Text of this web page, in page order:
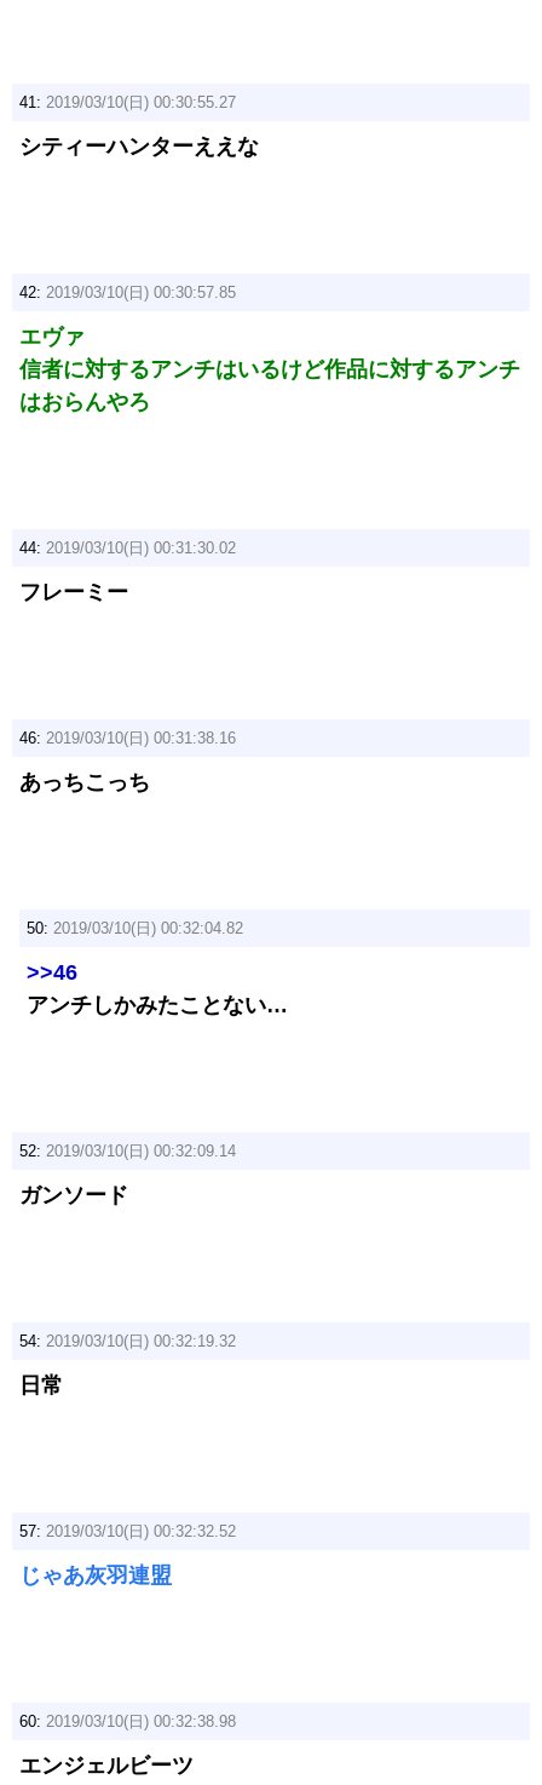
41: 2019/03/10(日) 00:30:55.27
シティーハンターええな
42: 2019/03/10(日) 00:30:57.85
エヴァ
信者に対するアンチはいるけど作品に対するアンチ
はおらんやろ
44: 2019/03/10(日) 00:31:30.02
フレーミー
46: 2019/03/10(日) 00:31:38.16
あっちこっち
50: 2019/03/10(日) 00:32:04.82
>>46
アンチしかみたことない…
52: 2019/03/10(日) 00:32:09.14
ガンソード
54: 2019/03/10(日) 00:32:19.32
日常
57: 2019/03/10(日) 00:32:32.52
じゃあ灰羽連盟
60: 2019/03/10(日) 00:32:38.98
エンジェルビーツ